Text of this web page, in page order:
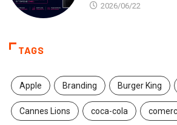
2026/06/22
TAGS
Apple Branding Burger King
Cannes Lions coca-cola